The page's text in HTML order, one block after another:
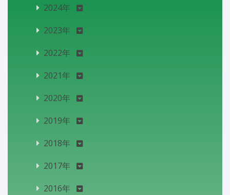
2024年
2023年
2022年
2021年
2020年
2019年
2018年
2017年
2016年